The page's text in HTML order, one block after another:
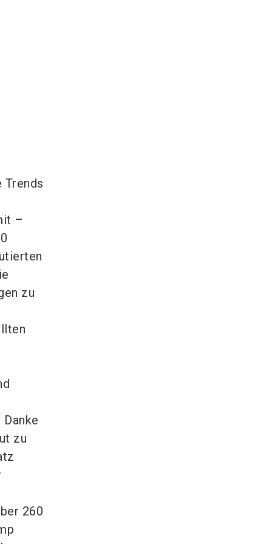
Trends
–
zu
zu
260